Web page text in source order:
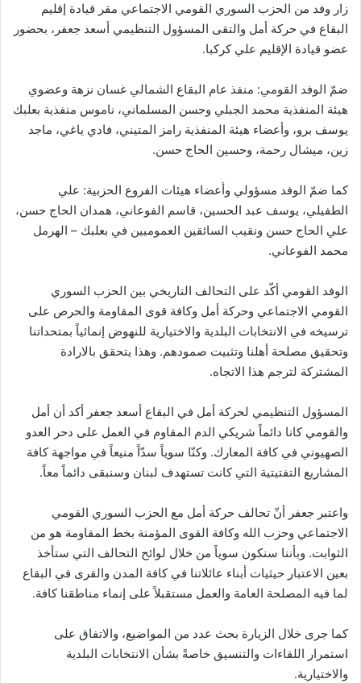
زار وفد من الحزب السوري القومي الاجتماعي مقر قيادة إقليم
البقاع في حركة أمل والتقى المسؤول التنظيمي أسعد جعفر، بحضور
عضو قيادة الإقليم علي كركبا.
ضمّ الوفد القومي: منفذ عام البقاع الشمالي غسان نزھة وعضوي
هيئة المنفذية محمد الجبلي وحسن المسلماني، ناموس منفذية بعلبك
يوسف برو، وأعضاء هيئة المنفذية رامز المتيني، فادي ياغي، ماجد
زين، ميشال رحمة، وحسين الحاج حسن.
كما ضمّ الوفد مسؤولي وأعضاء هيئات الفروع الحزبية: علي
الطفيلي، يوسف عبد الحسين، قاسم الفوعاني، ھمدان الحاج حسن،
علي الحاج حسن ونقيب السائقين العموميين في بعلبك – الهرمل
محمد الفوعاني.
الوفد القومي أكّد على التحالف التاريخي بين الحزب السوري
القومي الاجتماعي وحركة أمل وكافة قوى المقاومة والحرص على
ترسيخه في الانتخابات البلدية والاختيارية للنهوض إنمائياً بمتحداتنا
وتحقيق مصلحة أھلنا وتثبيت صمودهم. وهذا يتحقق بالارادة
المشتركة لترجم هذا الاتجاه.
المسؤول التنظيمي لحركة أمل في البقاع أسعد جعفر أكد أن أمل
والقومي كانا دائماً شريكي الدم المقاوم في العمل على دحر العدو
الصهيوني في كافة المعارك. وكنّا سوياً سدّاً منيعاً في مواجهة كافة
المشاريع التفتيتية التي كانت تستهدف لبنان وسنبقى دائماً معاً.
واعتبر جعفر أنّ تحالف حركة أمل مع الحزب السوري القومي
الاجتماعي وحزب الله وكافة القوى المؤمنة بخط المقاومة ھو من
الثوابت. وبأننا سنكون سوياً من خلال لوائح التحالف التي ستأخذ
بعين الاعتبار حيثيات أبناء عائلاتنا في كافة المدن والقرى في البقاع
لما فيه المصلحة العامة والعمل مستقبلاً على إنماء مناطقنا كافة.
كما جرى خلال الزيارة بحث عدد من المواضيع، والاتفاق على
استمرار اللقاءات والتنسيق خاصةً بشأن الانتخابات البلدية
والاختيارية.